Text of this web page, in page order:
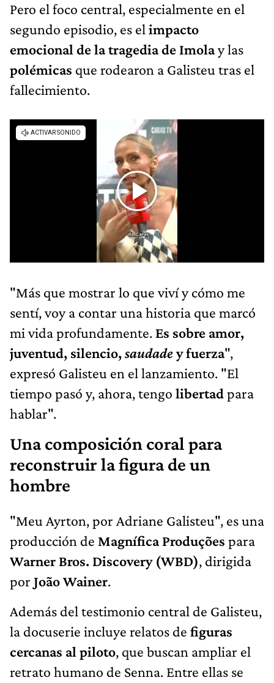
Pero el foco central, especialmente en el
segundo episodio, es el impacto
emocional de la tragedia de Imolay las
polémicas que rodearon a Galisteu tras el
fallecimiento.
"Más que mostrar lo que viví y cómo me
sentí, voy a contar una historia que marcó
mi vida profundamente. Es sobre amor,
juventud, silencio,saudadey fuerza",
expresó Galisteu en el lanzamiento. "El
tiempo pasó y, ahora, tengo libertadpara
hablar".
Una composición coral para
reconstruir la figura de un
hombre
"Meu Ayrton, por Adriane Galisteu", es una
producción de Magnífica Produções para
Warner Bros. Discovery (WBD), dirigida
por João Wainer.
Además del testimonio central de Galisteu,
la docuserie incluye relatos de figuras
cercanas al piloto, que buscan ampliar el
retrato humano de Senna. Entre ellas se